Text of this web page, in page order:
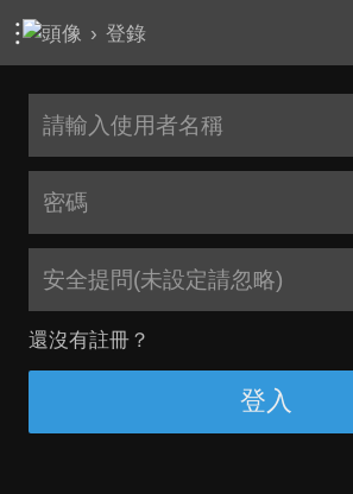
› 登錄
安全提問(未設定請忽略)
還沒有註冊？
登入